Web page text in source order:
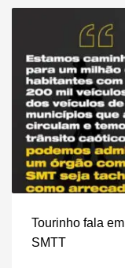
Tourinho fala
SMTT